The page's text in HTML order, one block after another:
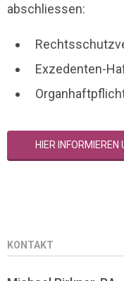
abschliessen:
Exzedenten-
HIER INFORMIEREN
KONTAKT